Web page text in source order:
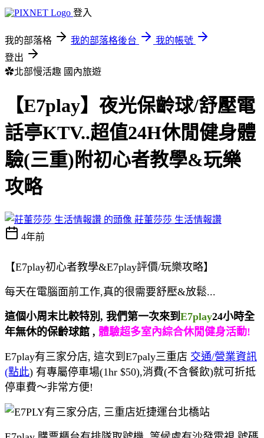
登入
我的部落格 我的部落格後台
我的帳號
登出
✿北部慢活趣 國內旅遊
【E7play】夜光保齡球/舒壓電
話亭KTV..超值24H休閒健身體
驗(三重)附初心者教學&玩樂
攻略
莊董莎莎 生活情報讚
4年前
【E7play初心者教學&E7play評價/玩樂攻略】
每天在電腦面前工作,真的很需要舒壓&放鬆...
這個小周末比較特別, 我們第一次來到 E7play24小時全
年無休的保齡球館 , 體驗超多室內綜合休閒健身活動!
E7play有三家分店, 這次到E7paly三重店 交通/營業資訊
(點此) 有專屬停車場(1hr $50),消費(不含餐飲)就可折抵
停車費～非常方便!